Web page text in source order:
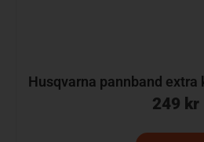
Husqvarna pannband
249 kr